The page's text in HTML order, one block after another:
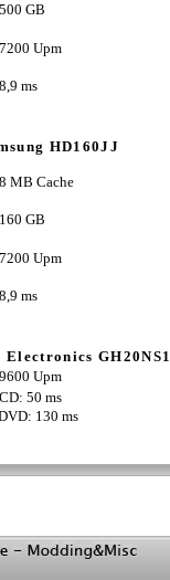
500 GB
7200 Upm
8,9 ms
HD160JJ
8 MB Cache
160 GB
7200 Upm
8,9 ms
Electronics
9600 Upm
CD: 50 ms
130 ms